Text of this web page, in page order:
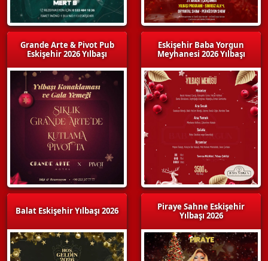
Grande Arte & Pivot Pub
Eskişehir 2026 Yılbaşı
Balat Eskişehir Yılbaşı 2026
Eskişehir Baba Yorgun
Meyhanesi 2026 Yılbaşı
Piraye Sahne Eskişehir
Yılbaşı 2026